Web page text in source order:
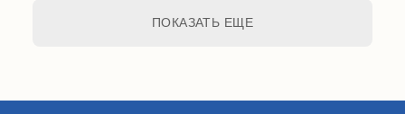
ПОКАЗАТЬ ЕЩЕ